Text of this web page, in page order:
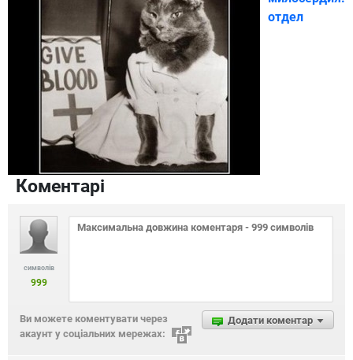
отдел
Коментарі
символів
999
Додати коментар
Ви можете коментувати через
акаунт у соціальних мережах: